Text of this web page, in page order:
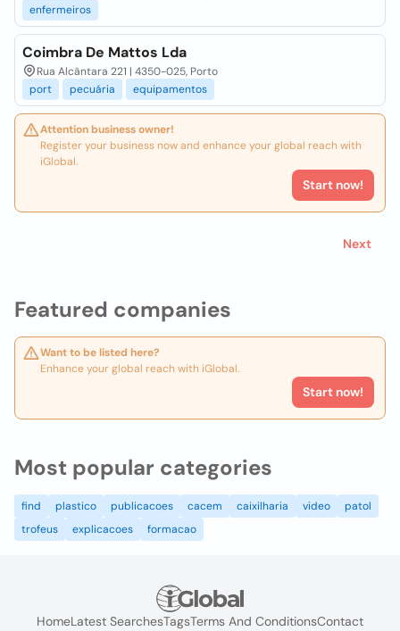
Featured companies
Want to be listed here?
Enhance your global reach with iGlobal.
Start now!
enfermeiros
Coimbra De Mattos Lda
Rua Alcântara 221 | 4350-025, Porto
port
pecuária equipamentos
Attention business owner!
Register your business now and enhance your global reach with
iGlobal.
Start now!
Next
Most popular categories
find plastico publicacoes cacem caixilharia video
patol
trofeus
explicacoes formacao
HomeLatest SearchesTagsTerms And ConditionsContact